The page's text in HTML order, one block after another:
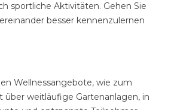
sportliche Aktivitäten. Gehen Sie
besser kennenzulernen
Wellnessangebote, wie zum
weitläufige Gartenanlagen, in